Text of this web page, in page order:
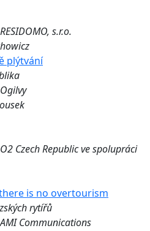
RESIDOMO, s.r.o.
plýtvání
Ogilvy
O2 Czech Republic ve spolupráci
is no overtourism
rytířů
AMI Communications